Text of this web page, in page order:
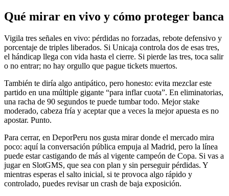
Qué mirar en vivo y cómo proteger banca
Vigila tres señales en vivo: pérdidas no forzadas, rebote defensivo y
porcentaje de triples liberados. Si Unicaja controla dos de esas tres,
el hándicap llega con vida hasta el cierre. Si pierde las tres, toca salir
o no entrar; no hay orgullo que pague tickets muertos.
También te diría algo antipático, pero honesto: evita mezclar este
partido en una múltiple gigante “para inflar cuota”. En eliminatorias,
una racha de 90 segundos te puede tumbar todo. Mejor stake
moderado, cabeza fría y aceptar que a veces la mejor apuesta es no
apostar. Punto.
Para cerrar, en DeporPeru nos gusta mirar donde el mercado mira
poco: aquí la conversación pública empuja al Madrid, pero la línea
puede estar castigando de más al vigente campeón de Copa. Si vas a
jugar en SlotGMS, que sea con plan y sin perseguir pérdidas. Y
mientras esperas el salto inicial, si te provoca algo rápido y
controlado, puedes revisar un crash de baja exposición.